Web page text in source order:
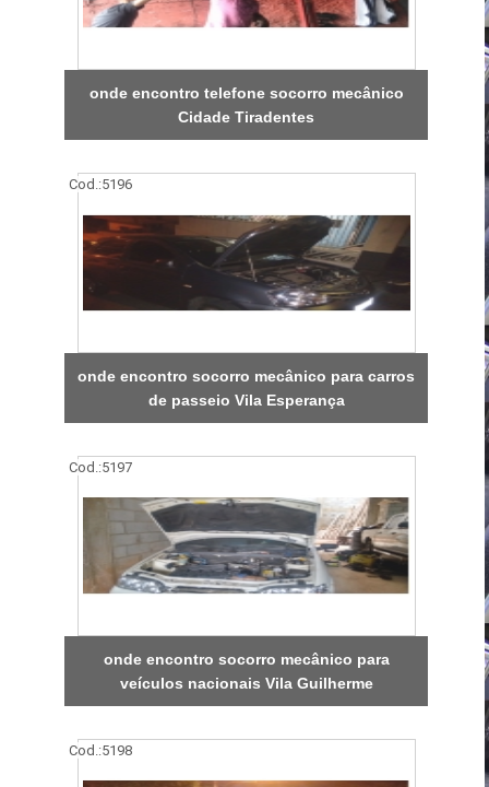
onde encontro telefone socorro mecânico
Cidade Tiradentes
Cod.:5196
onde encontro socorro mecânico para carros
de passeio Vila Esperança
Cod.:5197
onde encontro socorro mecânico para
veículos nacionais Vila Guilherme
Cod.:5198